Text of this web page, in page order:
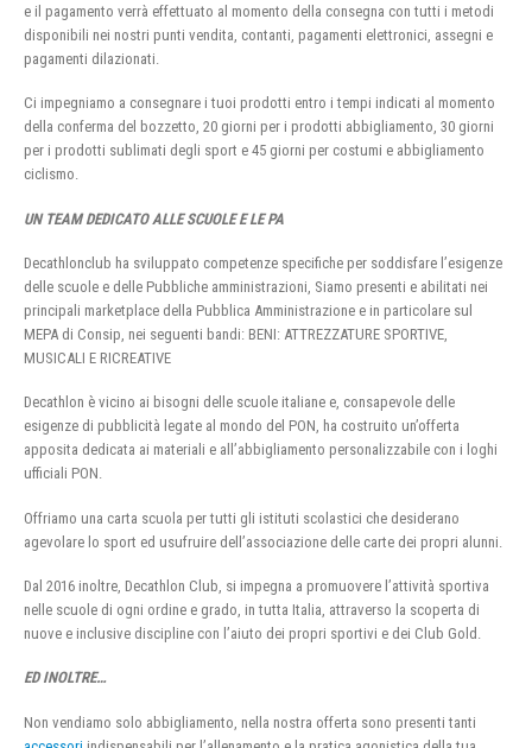
e il pagamento verrà effettuato al momento della consegna con tutti i metodi
disponibili nei nostri punti vendita, contanti, pagamenti elettronici, assegni e
pagamenti dilazionati.
Ci impegniamo a consegnare i tuoi prodotti entro i tempi indicati al momento
della conferma del bozzetto, 20 giorni per i prodotti abbigliamento, 30 giorni
per i prodotti sublimati degli sport e 45 giorni per costumi e abbigliamento
ciclismo.
UN TEAM DEDICATO ALLE SCUOLE E LE PA
Decathlonclub ha sviluppato competenze specifiche per soddisfare l’esigenze
delle scuole e delle Pubbliche amministrazioni, Siamo presenti e abilitati nei
principali marketplace della Pubblica Amministrazione e in particolare sul
MEPA di Consip, nei seguenti bandi: BENI: ATTREZZATURE SPORTIVE,
MUSICALI E RICREATIVE
Decathlon è vicino ai bisogni delle scuole italiane e, consapevole delle
esigenze di pubblicità legate al mondo del PON, ha costruito un’offerta
apposita dedicata ai materiali e all’abbigliamento personalizzabile con i loghi
ufficiali PON.
Offriamo una carta scuola per tutti gli istituti scolastici che desiderano
agevolare lo sport ed usufruire dell’associazione delle carte dei propri alunni.
Dal 2016 inoltre, Decathlon Club, si impegna a promuovere l’attività sportiva
nelle scuole di ogni ordine e grado, in tutta Italia, attraverso la scoperta di
nuove e inclusive discipline con l’aiuto dei propri sportivi e dei Club Gold.
ED INOLTRE…
Non vendiamo solo abbigliamento, nella nostra offerta sono presenti tanti